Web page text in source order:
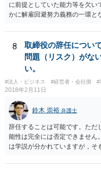
に前提としていた能力等を欠
かに解雇回避努力義務の一環と
解雇の有効性が認められやすい
場合でも、「会社が当該労働
か」との点はやはり重要な要
手段はその一例となるでしょ
る可能性が高いと思います。
個別事情によりますので、顧問
が良いかと思います。
8
取締役の辞任につい
問題（リスク）がな
い。
#法人・ビジネス #経営者・会社側 #
2018年2月11日
鈴木 崇裕 弁護士
辞任することは可能です。ただ
能性は完全には否定できません
は学説が分かれていますが，
る可能性があると考える説が有